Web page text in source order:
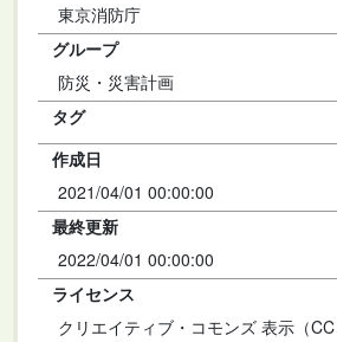
東京消防庁
グループ
防災・災害計画
タグ
作成日
2021/04/01 00:00:00
最終更新
2022/04/01 00:00:00
ライセンス
クリエイティブ・コモンズ 表示（CC